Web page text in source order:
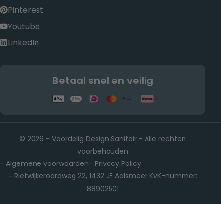
Pinterest
Youtube
LinkedIn
Betaal snel en veilig
© 2026 - Voordelig Design Sanitair - Alle rechten
voorbehouden
- Algemene voorwaarden- Privacy Policy
- Rietwijkeroordweg 22, 1432 JE Aalsmeer KvK-nummer:
88902501